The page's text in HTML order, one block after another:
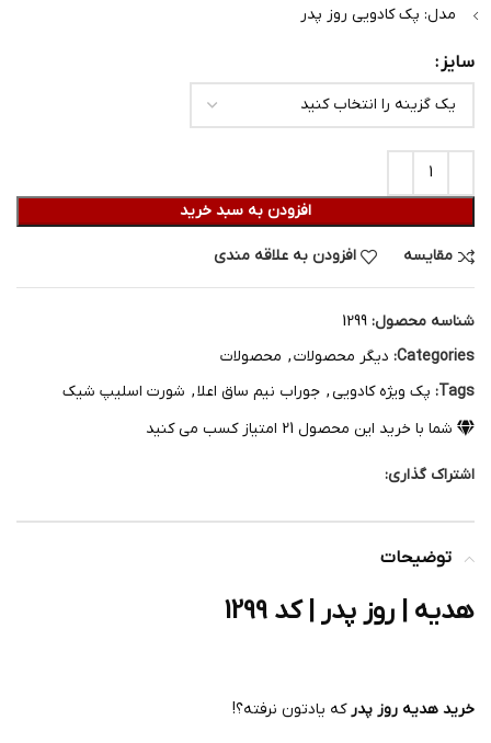
مدل: پک کادویی روز پدر
سایز
افزودن به سبد خرید
مقایسه افزودن به علاقه مندی
شناسه محصول: 1299
Categories: دیگر محصولات, محصولات
Tags: پک ویژه کادویی, جوراب نیم ساق اعلا, شورت اسلیپ شیک
شما با خرید این محصول 21 امتیاز کسب می کنید
اشتراک گذاری:
توضیحات
هدیه | روز پدر | کد 1299
خرید هدیه روز پدرکه یادتون نرفته؟!